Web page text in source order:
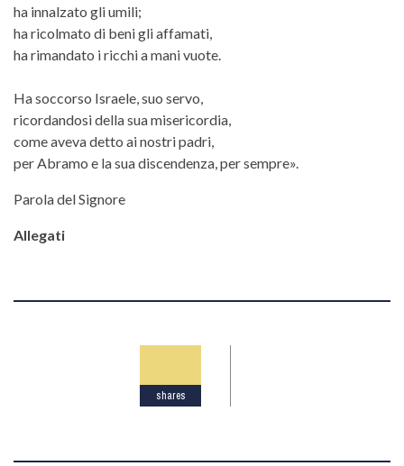
ha innalzato gli umili;
ha ricolmato di beni gli affamati,
ha rimandato i ricchi a mani vuote.
Ha soccorso Israele, suo servo,
ricordandosi della sua misericordia,
come aveva detto ai nostri padri,
per Abramo e la sua discendenza, per sempre».
Parola del Signore
Allegati
shares